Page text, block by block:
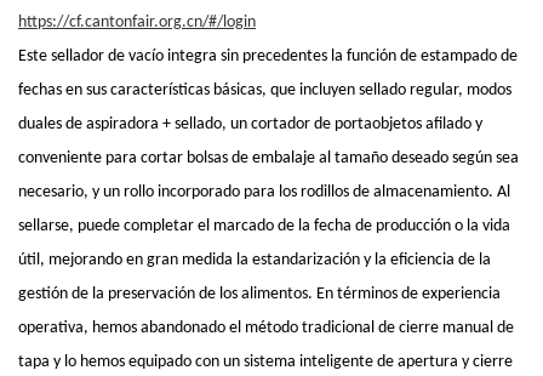
https://cf.cantonfair.org.cn/#/login
Este sellador de vacío integra sin precedentes la función de estampado de
fechas en sus características básicas, que incluyen sellado regular, modos
duales de aspiradora + sellado, un cortador de portaobjetos afilado y
conveniente para cortar bolsas de embalaje al tamaño deseado según sea
necesario, y un rollo incorporado para los rodillos de almacenamiento. Al
sellarse, puede completar el marcado de la fecha de producción o la vida
útil, mejorando en gran medida la estandarización y la eficiencia de la
gestión de la preservación de los alimentos. En términos de experiencia
operativa, hemos abandonado el método tradicional de cierre manual de
tapa y lo hemos equipado con un sistema inteligente de apertura y cierre